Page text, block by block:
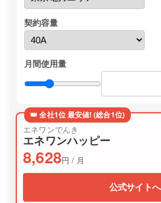
契約容量
月間使用量
👑 全社1位 最安値! (総合1位)
エネワンでんき
エネワンハッピー
8,628円 / 月
公式サイトへ